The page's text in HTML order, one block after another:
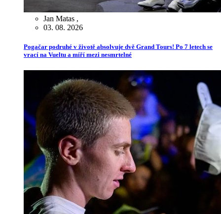
Jan Matas ,
03. 08. 2026
Pogačar podruhé v životě absolvuje dvě Grand Tours! Po 7 letech se
vrací na Vueltu a míří mezi nesmrtelné